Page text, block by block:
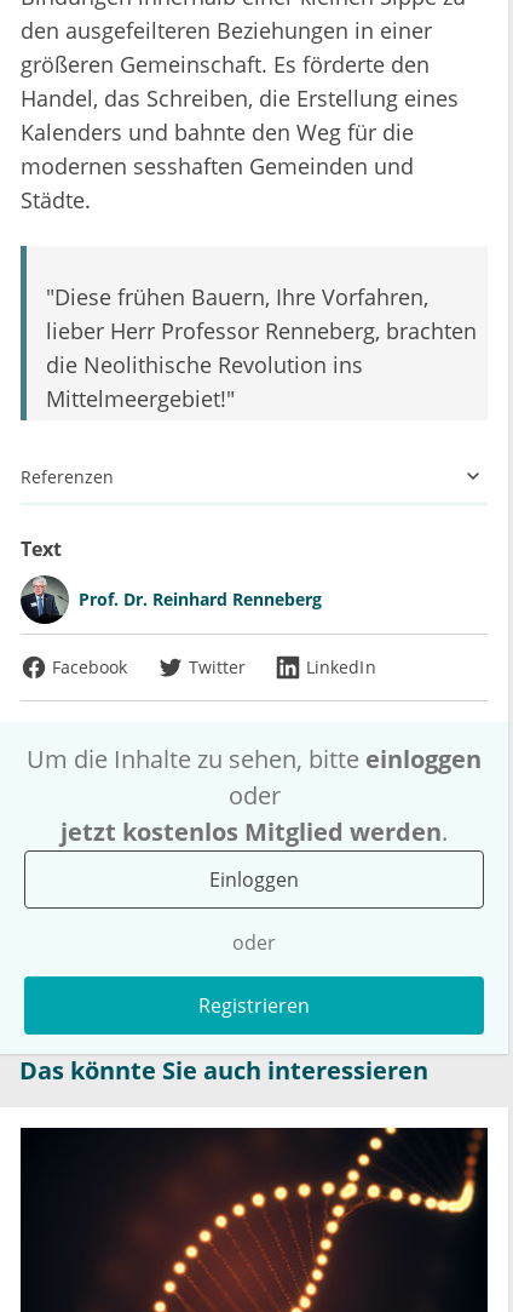
den ausgefeilteren Beziehungen in einer
größeren Gemeinschaft. Es förderte den
Handel, das Schreiben, die Erstellung eines
Kalenders und bahnte den Weg für die
modernen sesshaften Gemeinden und
Städte.
"Diese frühen Bauern, Ihre Vorfahren,
lieber Herr Professor Renneberg, brachten
die Neolithische Revolution ins
Mittelmeergebiet!"
Referenzen
Text
Prof. Dr. Reinhard Renneberg
Facebook Twitter LinkedIn
Um die Inhalte zu sehen, bitte einloggen
oder
jetzt kostenlos Mitglied werden.
Einloggen
oder
Registrieren
Das könnte Sie auch interessieren